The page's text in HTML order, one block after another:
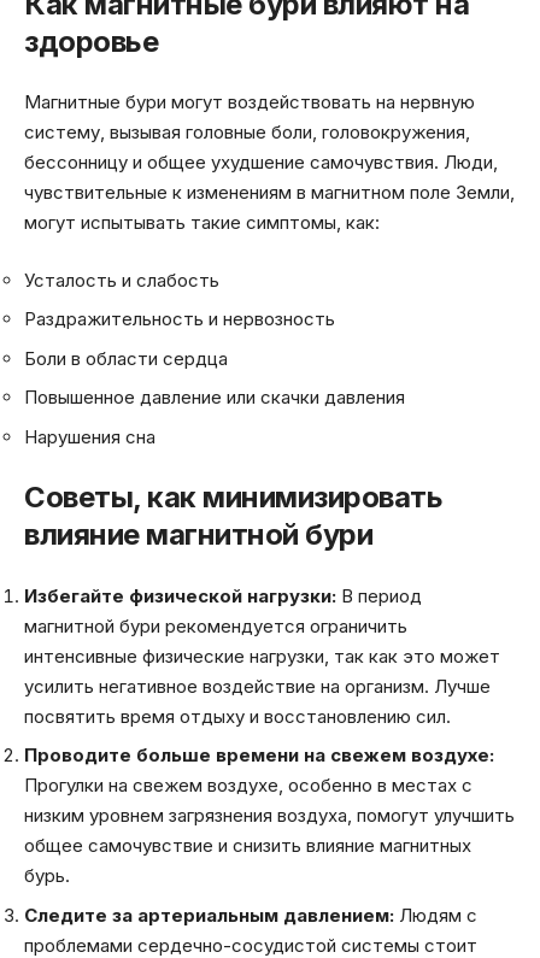
здоровье
Магнитные бури могут воздействовать на нервную
систему, вызывая головные боли, головокружения,
бессонницу и общее ухудшение самочувствия. Люди,
чувствительные к изменениям в магнитном поле Земли,
могут испытывать такие симптомы, как:
Усталость и слабость
Раздражительность и нервозность
Боли в области сердца
Повышенное давление или скачки давления
Нарушения сна
Советы, как минимизировать
влияние магнитной бури
Избегайте физической нагрузки: В период
магнитной бури рекомендуется ограничить
интенсивные физические нагрузки, так как это может
усилить негативное воздействие на организм. Лучше
посвятить время отдыху и восстановлению сил.
Проводите больше времени на свежем воздухе:
Прогулки на свежем воздухе, особенно в местах с
низким уровнем загрязнения воздуха, помогут улучшить
общее самочувствие и снизить влияние магнитных
бурь.
Следите за артериальным давлением: Людям с
проблемами сердечно-сосудистой системы стоит